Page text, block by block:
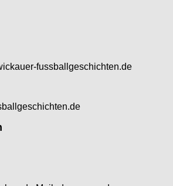
fussballgeschichten.de